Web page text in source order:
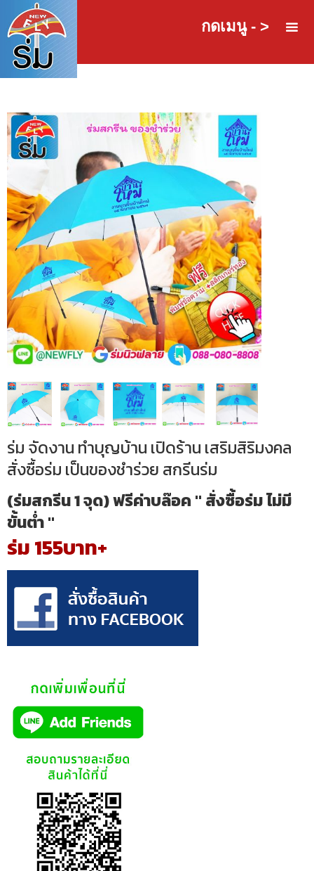
กดเมนู - >
ร่ม จัดงาน ทำบุญบ้าน เปิดร้าน เสริมสิริมงคล
สั่งซื้อร่ม เป็นของชำร่วย สกรีนร่ม
(ร่มสกรีน 1 จุด) ฟรีค่าบล๊อค " สั่งซื้อร่ม ไม่มี
ขั้นต่ำ "
ร่ม 155บาท+